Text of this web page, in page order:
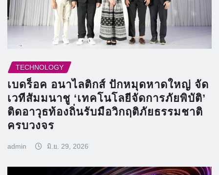
TECHNOLOGY
เบดร็อค อนาไลติกส์ ปักหมุดหาดใหญ่ จัด
เวทีสัมมนาชู ‘เทคโนโลยีจัดการภัยพิบัติ’
ติดอาวุธท้องถิ่นรับมือวิกฤติภัยธรรมชาติ
ครบวงจร
admin มิ.ย. 29, 2026